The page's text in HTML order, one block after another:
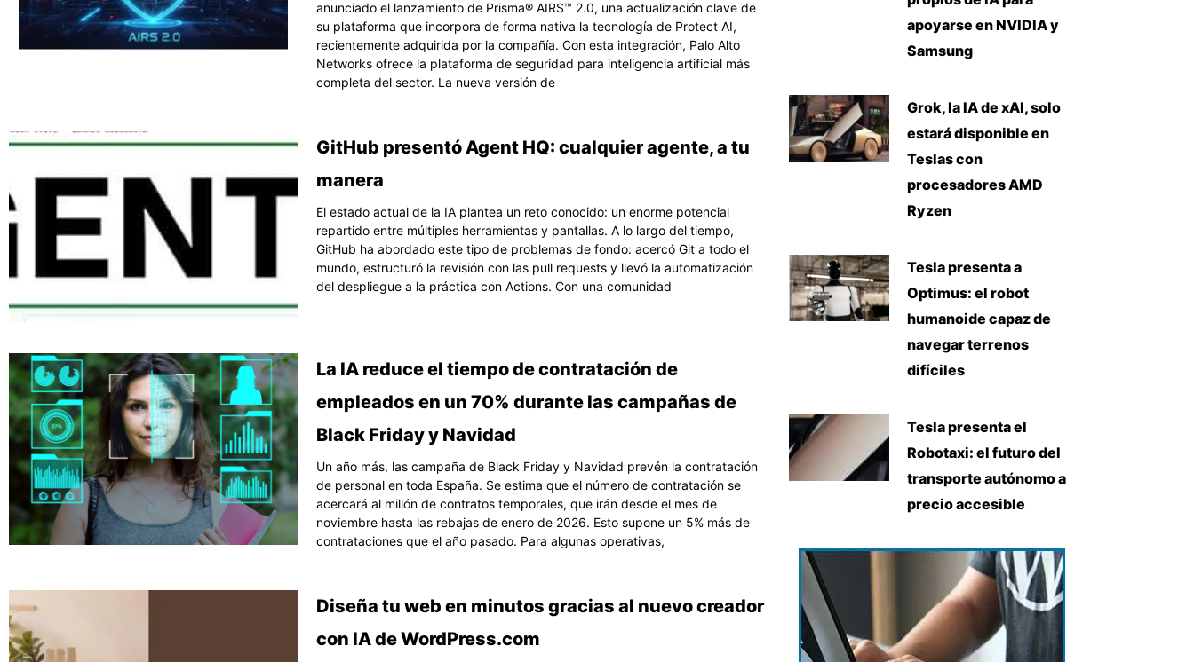
anunciado el lanzamiento de Prisma® AIRS™ 2.0, una actualización clave de
su plataforma que incorpora de forma nativa la tecnología de Protect AI,
recientemente adquirida por la compañía. Con esta integración, Palo Alto
Networks ofrece la plataforma de seguridad para inteligencia artificial más
completa del sector. La nueva versión de
GitHub presentó Agent HQ: cualquier agente, a tu
manera
El estado actual de la IA plantea un reto conocido: un enorme potencial
repartido entre múltiples herramientas y pantallas. A lo largo del tiempo,
GitHub ha abordado este tipo de problemas de fondo: acercó Git a todo el
mundo, estructuró la revisión con las pull requests y llevó la automatización
del despliegue a la práctica con Actions. Con una comunidad
La IA reduce el tiempo de contratación de
empleados en un 70% durante las campañas de
Black Friday y Navidad
Un año más, las campaña de Black Friday y Navidad prevén la contratación
de personal en toda España. Se estima que el número de contratación se
acercará al millón de contratos temporales, que irán desde el mes de
noviembre hasta las rebajas de enero de 2026. Esto supone un 5% más de
contrataciones que el año pasado. Para algunas operativas,
Diseña tu web en minutos gracias al nuevo creador
con IA de WordPress.com
apoyarse en NVIDIA y
Samsung
Grok, la IA de xAI, solo
estará disponible en
Teslas con
procesadores AMD
Ryzen
Tesla presenta a
Optimus: el robot
humanoide capaz de
navegar terrenos
difíciles
Tesla presenta el
Robotaxi: el futuro del
transporte autónomo a
precio accesible